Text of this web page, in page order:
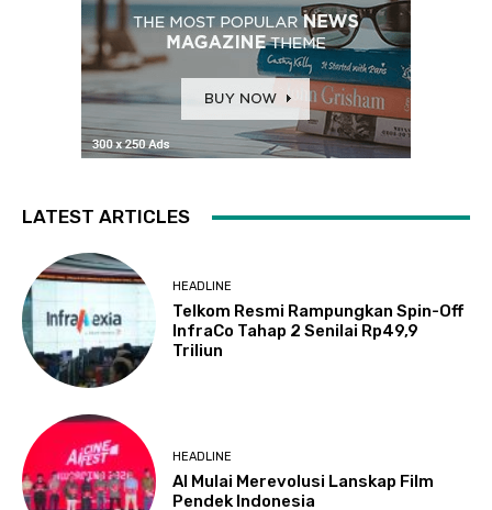
LATEST ARTICLES
HEADLINE
Telkom Resmi Rampungkan Spin-Off
InfraCo Tahap 2 Senilai Rp49,9
Triliun
HEADLINE
AI Mulai Merevolusi Lanskap Film
Pendek Indonesia